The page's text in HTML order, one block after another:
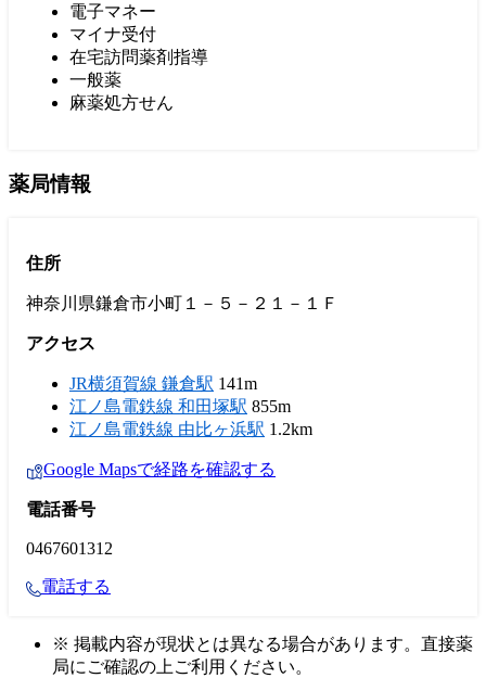
電子マネー
マイナ受付
在宅訪問薬剤指導
一般薬
麻薬処方せん
薬局情報
住所
神奈川県鎌倉市小町１－５－２１－１Ｆ
アクセス
JR横須賀線 鎌倉駅 141m
江ノ島電鉄線 和田塚駅 855m
江ノ島電鉄線 由比ヶ浜駅 1.2km
Google Mapsで経路を確認する
電話番号
0467601312
電話する
※ 掲載内容が現状とは異なる場合があります。直接薬
局にご確認の上ご利用ください。